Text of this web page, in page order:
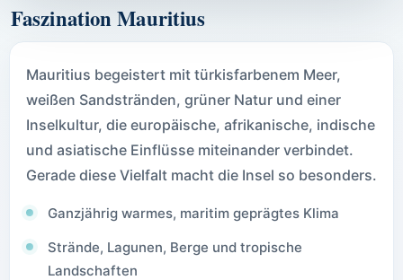
Faszination Mauritius
Mauritius begeistert mit türkisfarbenem Meer,
weißen Sandstränden, grüner Natur und einer
Inselkultur, die europäische, afrikanische, indische
und asiatische Einflüsse miteinander verbindet.
Gerade diese Vielfalt macht die Insel so besonders.
Ganzjährig warmes, maritim geprägtes Klima
Strände, Lagunen, Berge und tropische
Landschaften